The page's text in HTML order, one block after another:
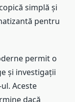
simplă și
pentru
permit o
și investigații
Aceste
dacă